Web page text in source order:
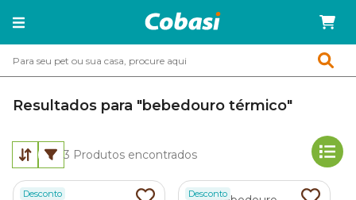
Resultados para "bebedouro térmico"
3 Produtos encontrados
Desconto Desconto